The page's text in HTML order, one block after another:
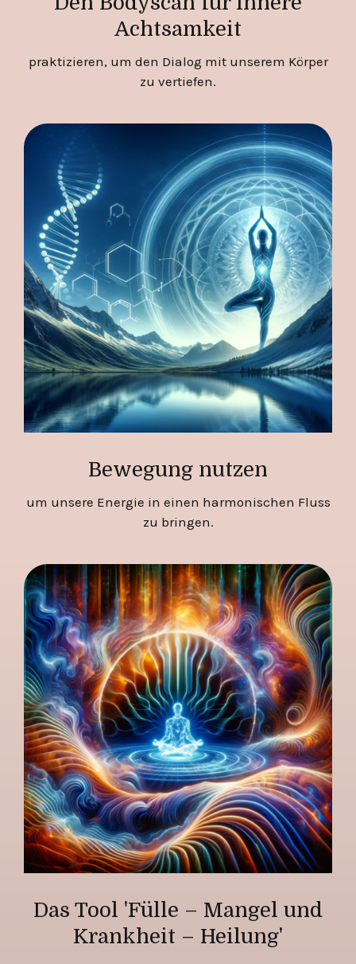
Achtsamkeit
praktizieren, um den Dialog mit unserem Körper
zu vertiefen.
Bewegung nutzen
um unsere Energie in einen harmonischen Fluss
zu bringen.
Das Tool 'Fülle – Mangel und
Krankheit – Heilung'